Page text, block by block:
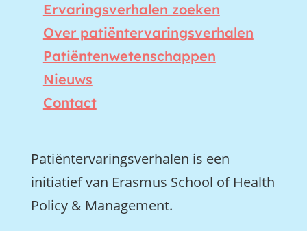
Ervaringsverhalen zoeken
Over patiëntervaringsverhalen
Patiëntenwetenschappen
Nieuws
Contact
Patiëntervaringsverhalen is een
initiatief van Erasmus School of Health
Policy & Management.